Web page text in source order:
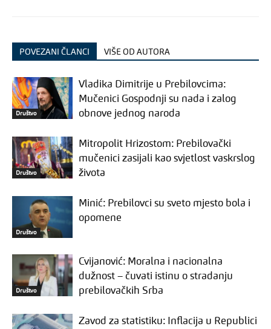
POVEZANI ČLANCI VIŠE OD AUTORA
Društvo
Vladika Dimitrije u Prebilovcima:
Mučenici Gospodnji su nada i zalog
obnove jednog naroda
Društvo
Mitropolit Hrizostom: Prebilovački
mučenici zasijali kao svjetlost vaskrslog
života
Društvo
Minić: Prebilovci su sveto mjesto bola i
opomene
Društvo
Cvijanović: Moralna i nacionalna
dužnost – čuvati istinu o stradanju
prebilovačkih Srba
Zavod za statistiku: Inflacija u Republici